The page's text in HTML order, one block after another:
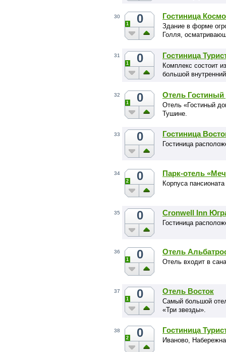
30 0
1
Гостиница
Здание в форме
Голля,
31 0
1
Гостиница
Комплекс состоит
большой
32 0
1
Отель
Отель «Гостиный
Тушине.
33 0 Гостиница
Гостиница
34 0
2
Парк-отель
Корпуса
35 0 Cronwell Inn
Гостиница
36 0
1
Отель
Отель входит в
37 0
1
Отель Восток
Самый большой
«Три звезды».
38 0
2
Гостиница
Иваново,